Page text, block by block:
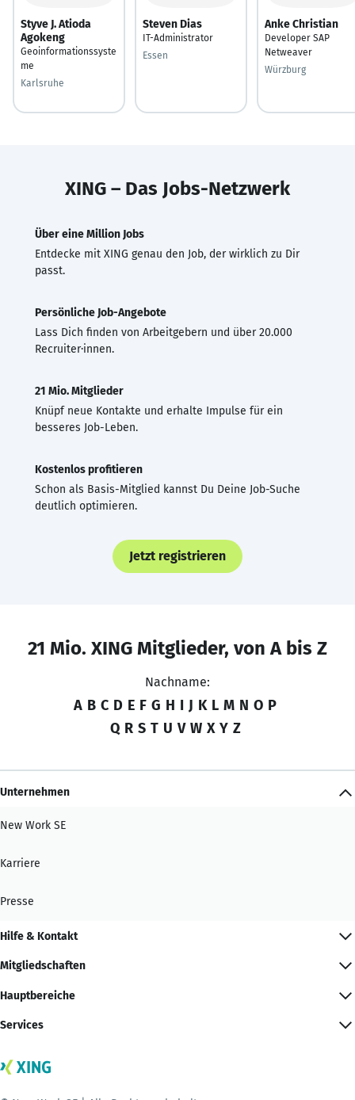
Styve J. Atioda
Agokeng
Geoinformationssyste
me
Karlsruhe
Steven Dias
IT-Administrator
Essen
Anke Christian
Developer SAP
Netweaver
Würzburg
XING – Das Jobs-Netzwerk
Über eine Million Jobs
Entdecke mit XING genau den Job, der wirklich zu Dir
passt.
Persönliche Job-Angebote
Lass Dich finden von Arbeitgebern und über 20.000
Recruiter·innen.
21 Mio. Mitglieder
Knüpf neue Kontakte und erhalte Impulse für ein
besseres Job-Leben.
Kostenlos profitieren
Schon als Basis-Mitglied kannst Du Deine Job-Suche
deutlich optimieren.
Jetzt registrieren
21 Mio. XING Mitglieder, von A bis Z
Nachname:
A B C D E F G H I J K L M N O P
Q R S T U V W X Y Z
Unternehmen
New Work SE
Karriere
Presse
Hilfe & Kontakt
Mitgliedschaften
Hauptbereiche
Services